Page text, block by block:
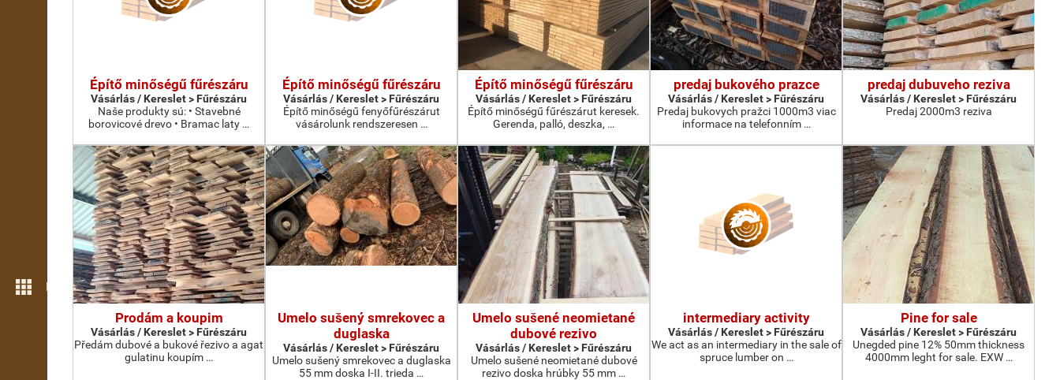
Még több funkció
Építő minőségű fűrészáru
Vásárlás / Kereslet > Fűrészáru
Naše produkty sú: • Stavebné
borovicové drevo • Bramac laty …
Építő minőségű fűrészáru
Vásárlás / Kereslet > Fűrészáru
Építő minőségű fenyőfűrészárut
vásárolunk rendszeresen …
Építő minőségű fűrészáru
Vásárlás / Kereslet > Fűrészáru
Építő minőségű fűrészárut keresek.
Gerenda, palló, deszka, …
predaj bukového prazce
Vásárlás / Kereslet > Fűrészáru
Predaj bukovych pražci 1000m3 viac
informace na telefonním …
predaj dubuveho reziva
Vásárlás / Kereslet > Fűrészáru
Predaj 2000m3 reziva
Prodám a koupim
Vásárlás / Kereslet > Fűrészáru
Předám dubové a bukové řezivo a agat
gulatinu koupím …
Umelo sušený smrekovec a
duglaska
Vásárlás / Kereslet > Fűrészáru
Umelo sušený smrekovec a duglaska
55 mm doska I-II. trieda …
Umelo sušené neomietané
dubové rezivo
Vásárlás / Kereslet > Fűrészáru
Umelo sušené neomietané dubové
rezivo doska hrúbky 55 mm …
intermediary activity
Vásárlás / Kereslet > Fűrészáru
We act as an intermediary in the sale of
spruce lumber on …
Pine for sale
Vásárlás / Kereslet > Fűrészáru
Unegded pine 12% 50mm thickness
4000mm leght for sale. EXW …